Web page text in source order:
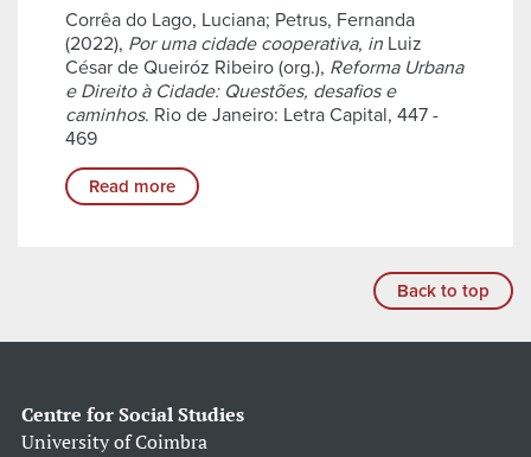
Corrêa do Lago, Luciana; Petrus, Fernanda
(2022), Por uma cidade cooperativa, in Luiz
César de Queiróz Ribeiro (org.), Reforma Urbana
e Direito à Cidade: Questões, desafios e
caminhos. Rio de Janeiro: Letra Capital, 447 -
469
Read more
Back to top
Centre for Social Studies
University of Coimbra